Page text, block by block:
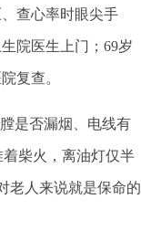
查心率时眼尖手
院医生上门；69岁
复查。
是否漏烟、电线有
柴火，离油灯仅半
老人来说就是保命的